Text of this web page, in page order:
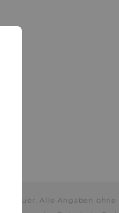
Alle Angaben ohne